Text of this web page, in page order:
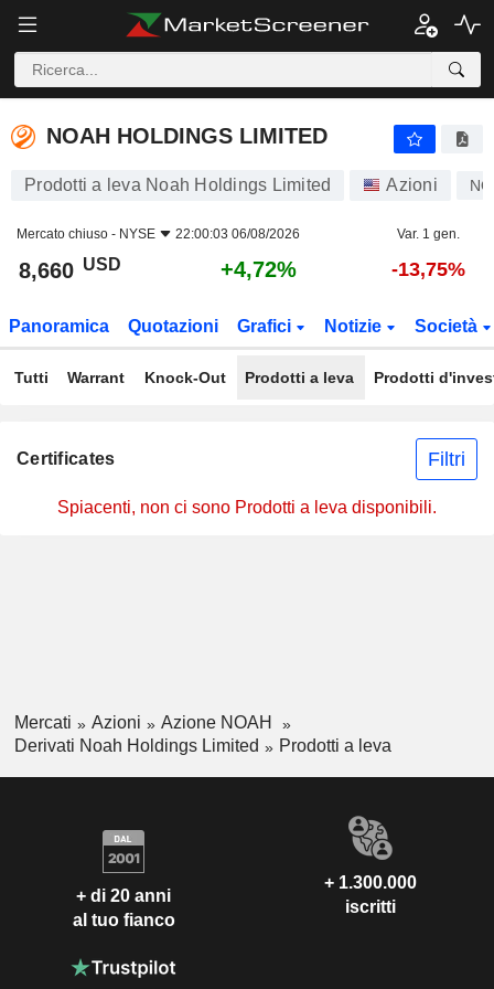
NOAH HOLDINGS LIMITED
NOAH HOLDINGS LIMITED
Prodotti a leva Noah Holdings Limited Azioni
Mercato chiuso - NYSE 22:00:03 06/08/2026 Var. 1 gen.
8,660 USD +4,72% -13,75%
Panoramica Quotazioni Grafici Notizie Società
Tutti Warrant Knock-Out Prodotti a leva Prodotti
Certificates Filtri
Spiacenti, non ci sono Prodotti a leva disponibili.
Mercati Azioni
Azione NOAH
Derivati Noah Holdings Limited
Prodotti a leva
+ di 20 anni
al tuo fianco
+ 1.300.000
iscritti